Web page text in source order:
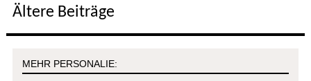
Ältere Beiträge
MEHR PERSONALIE: